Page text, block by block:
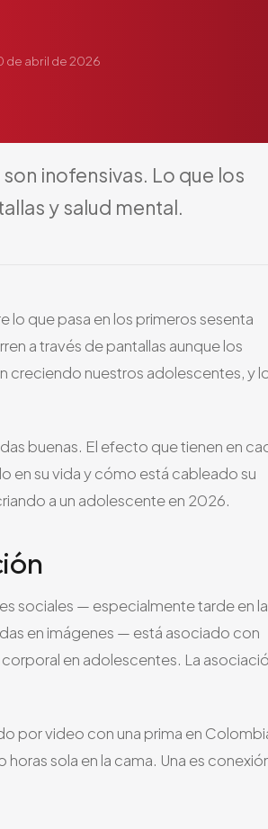
de abril de 2026
son inofensivas. Lo que los
ysalud mental.
lo que pasa en los primeros sesenta
a través de pantallas aunque los
creciendo nuestros adolescentes, y
buenas. El efecto que tienen en
en su vida y cómo está cableado su
a un adolescente en 2026.
sociales — especialmente tarde en la
en imágenes — está asociado con
en adolescentes. La
por video con una prima en
sola en la cama. Una es